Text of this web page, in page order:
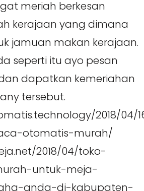
meriah berkesan
kerajaan yang dimana
jamuan makan kerajaan.
seperti itu ayo pesan
dapatkan kemeriahan
tersebut.
2018/04/
otomatis-murah/
2018/04/toko-
untuk-meja-
anda-di-kabupaten-